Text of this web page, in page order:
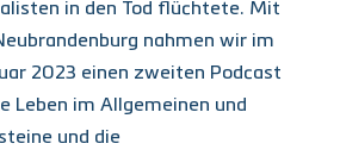
in den Tod flüchtete. Mit
nahmen wir im
2023 einen zweiten Podcast
Leben im Allgemeinen und
und die